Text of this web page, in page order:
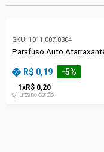
SKU: 1011.007.0304
Parafuso Auto
R$ 0,19 -5%
1 xR$ 0,20
s/ juros no cartão